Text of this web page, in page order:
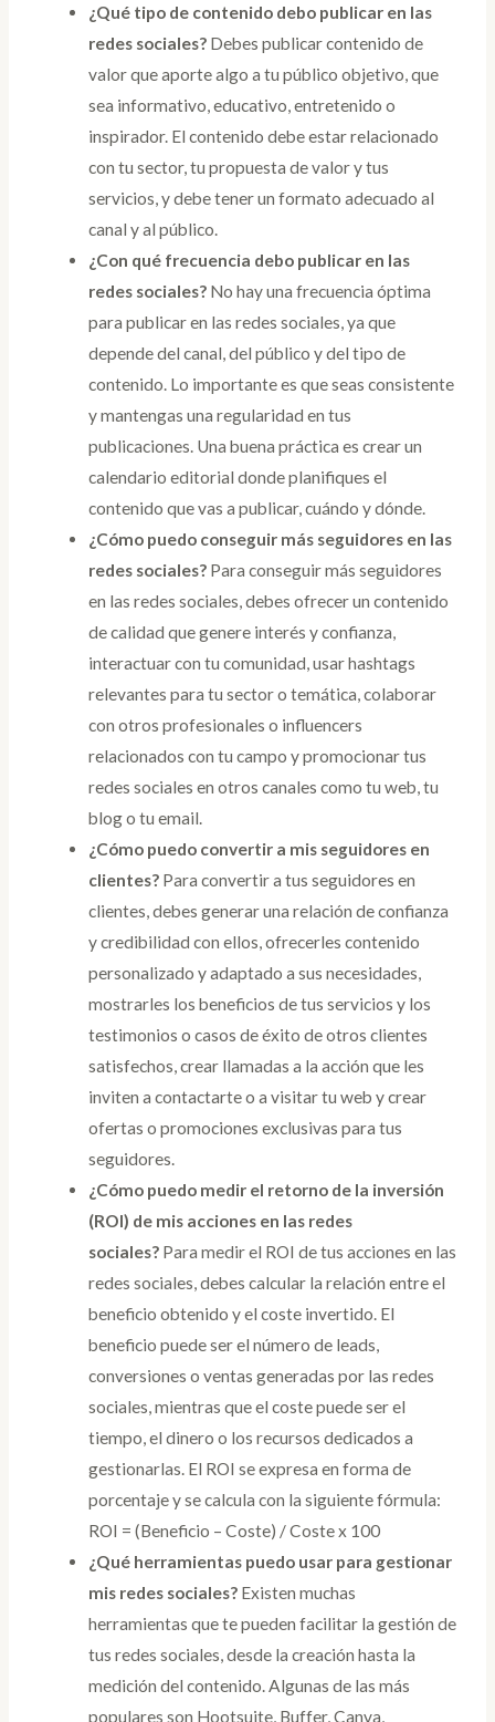
¿Qué tipo de contenido debo publicar en las
redes sociales? Debes publicar contenido de
valor que aporte algo a tu público objetivo, que
sea informativo, educativo, entretenido o
inspirador. El contenido debe estar relacionado
con tu sector, tu propuesta de valor y tus
servicios, y debe tener un formato adecuado al
canal y al público.
¿Con qué frecuencia debo publicar en las
redes sociales? No hay una frecuencia óptima
para publicar en las redes sociales, ya que
depende del canal, del público y del tipo de
contenido. Lo importante es que seas consistente
y mantengas una regularidad en tus
publicaciones. Una buena práctica es crear un
calendario editorial donde planifiques el
contenido que vas a publicar, cuándo y dónde.
¿Cómo puedo conseguir más seguidores en las
redes sociales? Para conseguir más seguidores
en las redes sociales, debes ofrecer un contenido
de calidad que genere interés y confianza,
interactuar con tu comunidad, usar hashtags
relevantes para tu sector o temática, colaborar
con otros profesionales o influencers
relacionados con tu campo y promocionar tus
redes sociales en otros canales como tu web, tu
blog o tu email.
¿Cómo puedo convertir a mis seguidores en
clientes? Para convertir a tus seguidores en
clientes, debes generar una relación de confianza
y credibilidad con ellos, ofrecerles contenido
personalizado y adaptado a sus necesidades,
mostrarles los beneficios de tus servicios y los
testimonios o casos de éxito de otros clientes
satisfechos, crear llamadas a la acción que les
inviten a contactarte o a visitar tu web y crear
ofertas o promociones exclusivas para tus
seguidores.
¿Cómo puedo medir el retorno de la inversión
(ROI) de mis acciones en las redes
sociales? Para medir el ROI de tus acciones en las
redes sociales, debes calcular la relación entre el
beneficio obtenido y el coste invertido. El
beneficio puede ser el número de leads,
conversiones o ventas generadas por las redes
sociales, mientras que el coste puede ser el
tiempo, el dinero o los recursos dedicados a
gestionarlas. El ROI se expresa en forma de
porcentaje y se calcula con la siguiente fórmula:
ROI = (Beneficio – Coste) / Coste x 100
¿Qué herramientas puedo usar para gestionar
mis redes sociales? Existen muchas
herramientas que te pueden facilitar la gestión de
tus redes sociales, desde la creación hasta la
medición del contenido. Algunas de las más
populares son Hootsuite, Buffer, Canva,